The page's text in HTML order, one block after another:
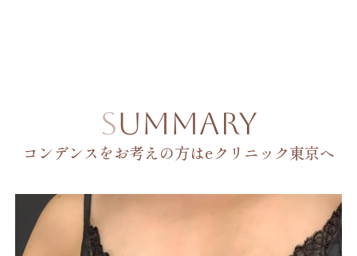
SUMMARY
コンデンスをお考えの方はeクリニック東京へ